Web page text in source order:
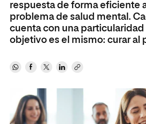
respuesta de forma eficiente
problema de salud mental.
cuenta con una particularidad
objetivo es el mismo: curar al